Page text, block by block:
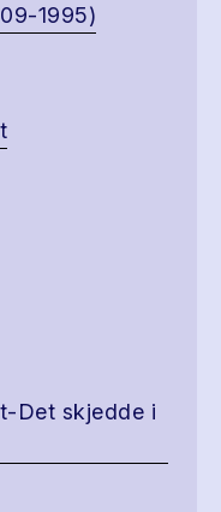
1995)
Det skjedde i